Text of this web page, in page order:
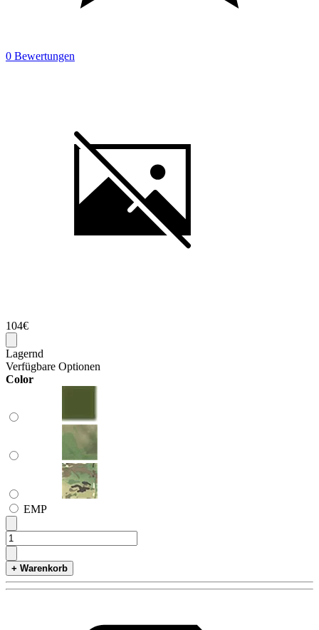
0 Bewertungen
104€
Lagernd
Verfügbare Optionen
Color
ЕМР
+ Warenkorb